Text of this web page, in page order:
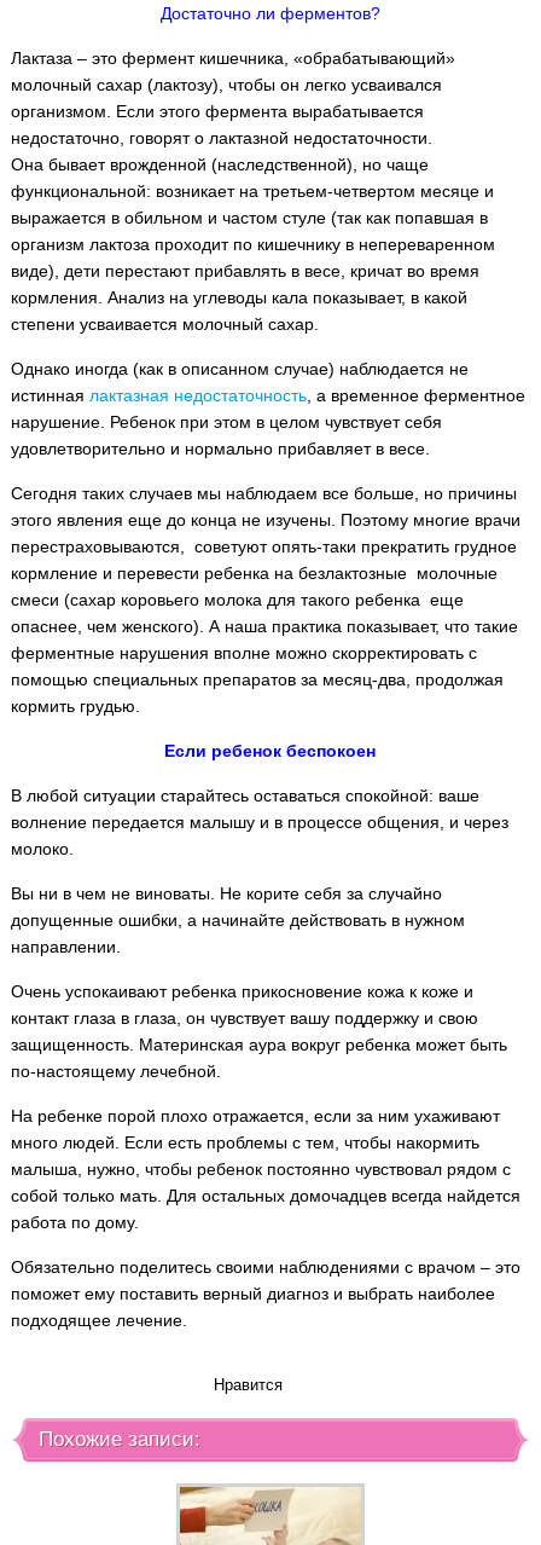
Достаточно ли ферментов?
Лактаза – это фермент кишечника, «обрабатывающий»
молочный сахар (лактозу), чтобы он легко усваивался
организмом. Если этого фермента вырабатывается
недостаточно, говорят о лактазной недостаточности.
Она бывает врожденной (наследственной), но чаще
функциональной: возникает на третьем-четвертом месяце и
выражается в обильном и частом стуле (так как попавшая в
организм лактоза проходит по кишечнику в непереваренном
виде), дети перестают прибавлять в весе, кричат во время
кормления. Анализ на углеводы кала показывает, в какой
степени усваивается молочный сахар.
Однако иногда (как в описанном случае) наблюдается не
истинная лактазная недостаточность, а временное ферментное
нарушение. Ребенок при этом в целом чувствует себя
удовлетворительно и нормально прибавляет в весе.
Сегодня таких случаев мы наблюдаем все больше, но причины
этого явления еще до конца не изучены. Поэтому многие врачи
перестраховываются, советуют опять-таки прекратить грудное
кормление и перевести ребенка на безлактозные молочные
смеси (сахар коровьего молока для такого ребенка еще
опаснее, чем женского). А наша практика показывает, что такие
ферментные нарушения вполне можно скорректировать с
помощью специальных препаратов за месяц-два, продолжая
кормить грудью.
Если ребенок беспокоен
В любой ситуации старайтесь оставаться спокойной: ваше
волнение передается малышу и в процессе общения, и через
молоко.
Вы ни в чем не виноваты. Не корите себя за случайно
допущенные ошибки, а начинайте действовать в нужном
направлении.
Очень успокаивают ребенка прикосновение кожа к коже и
контакт глаза в глаза, он чувствует вашу поддержку и свою
защищенность. Материнская аура вокруг ребенка может быть
по-настоящему лечебной.
На ребенке порой плохо отражается, если за ним ухаживают
много людей. Если есть проблемы с тем, чтобы накормить
малыша, нужно, чтобы ребенок постоянно чувствовал рядом с
собой только мать. Для остальных домочадцев всегда найдется
работа по дому.
Обязательно поделитесь своими наблюдениями с врачом – это
поможет ему поставить верный диагноз и выбрать наиболее
подходящее лечение.
Нравится
Похожие записи: